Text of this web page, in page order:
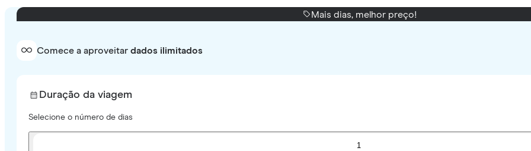
Mais dias, melhor preço!
Comece a aproveitar dados ilimitados
Duração da viagem
Selecione o número de dias
1